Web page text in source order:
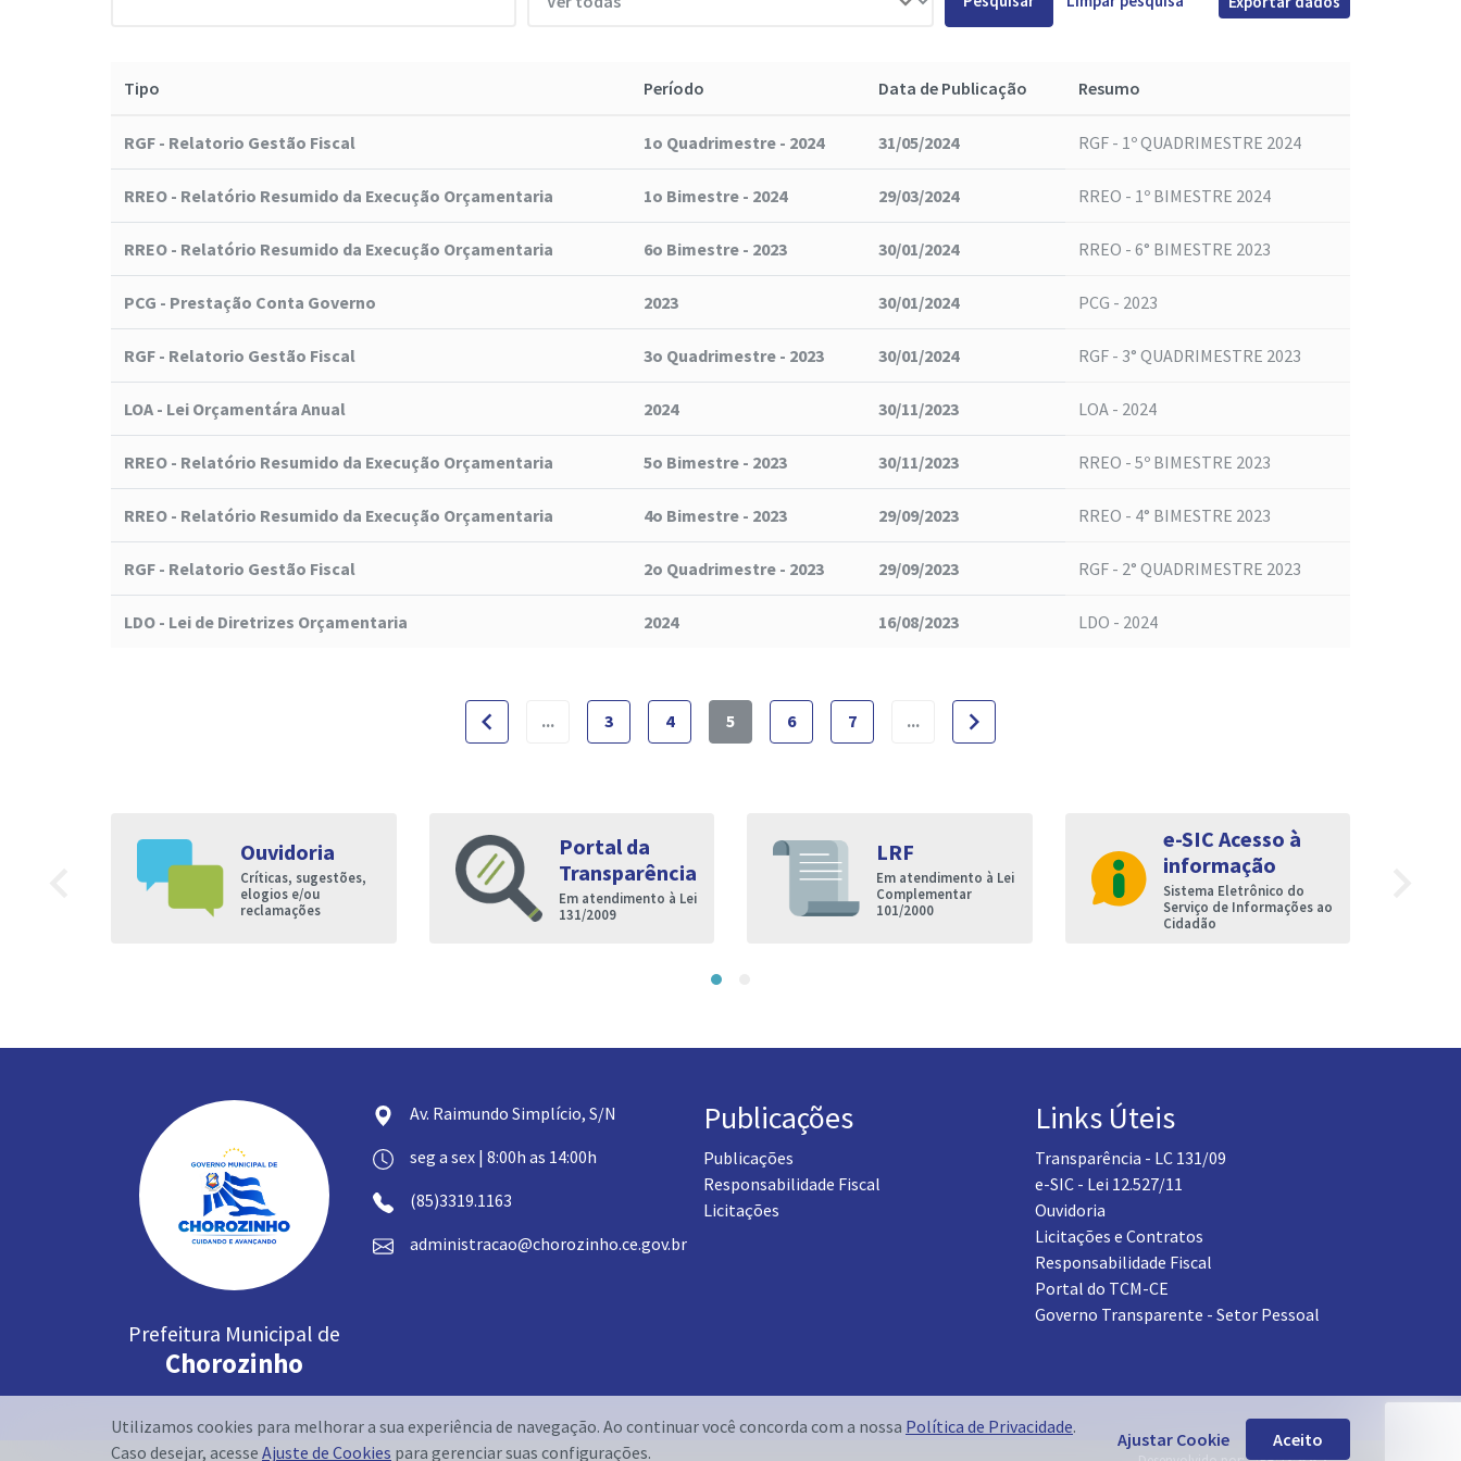
Tipo Período Data de Publicação Resumo
RGF - Relatorio Gestão Fiscal 1o Quadrimestre - 2024 31/05/2024 RGF - 1º QUADRIMESTRE 2024
RREO - Relatório Resumido da Execução Orçamentaria 1o Bimestre - 2024 29/03/2024 RREO - 1º BIMESTRE 2024
RREO - Relatório Resumido da Execução Orçamentaria 6o Bimestre - 2023 30/01/2024 RREO - 6° BIMESTRE 2023
PCG - Prestação Conta Governo 2023 30/01/2024 PCG - 2023
RGF - Relatorio Gestão Fiscal 3o Quadrimestre - 2023 30/01/2024 RGF - 3° QUADRIMESTRE 2023
LOA - Lei Orçamentára Anual 2024 30/11/2023 LOA - 2024
RREO - Relatório Resumido da Execução Orçamentaria 5o Bimestre - 2023 30/11/2023 RREO - 5º BIMESTRE 2023
RREO - Relatório Resumido da Execução Orçamentaria 4o Bimestre - 2023 29/09/2023 RREO - 4° BIMESTRE 2023
RGF - Relatorio Gestão Fiscal 2o Quadrimestre - 2023 29/09/2023 RGF - 2° QUADRIMESTRE 2023
LDO - Lei de Diretrizes Orçamentaria 2024 16/08/2023 LDO - 2024
navigate_before ... 3 4 5 6 7 ... navigate_next
Ouvidoria
Críticas, sugestões,
elogios e/ou
reclamações
Portal da
Transparência
Em atendimento à Lei
131/2009
LRF
Em atendimento à Lei
Complementar
101/2000
e-SIC Acesso à
informação
Sistema Eletrônico do
Serviço de Informações ao
Cidadão
Prefeitura Municipal de
Chorozinho
Av. Raimundo Simplício, S/N
seg a sex | 8:00h as 14:00h
(85)3319.1163
administracao@chorozinho.ce.gov.br
Publicações
Publicações
Responsabilidade Fiscal
Licitações
Links Úteis
Transparência - LC 131/09
e-SIC - Lei 12.527/11
Ouvidoria
Licitações e Contratos
Responsabilidade Fiscal
Portal do TCM-CE
Governo Transparente - Setor Pessoal
Utilizamos cookies para melhorar a sua experiência de navegação. Ao continuar você concorda com a nossa Política de Privacidade.
Caso desejar, acesse Ajuste de Cookies para gerenciar suas configurações.
Ajustar Cookie Aceito